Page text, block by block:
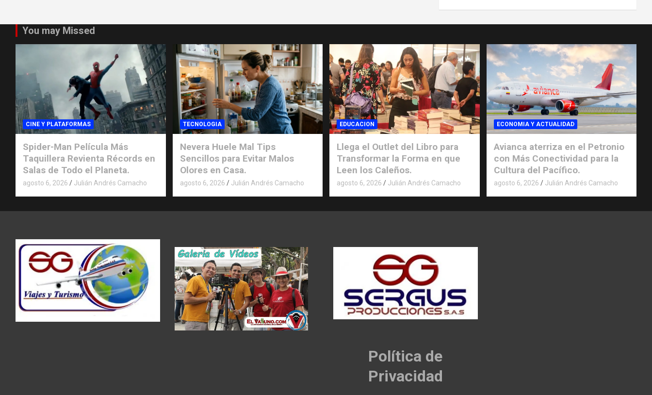
You may Missed
CINE Y PLATAFORMAS
Spider-Man Película Más
Taquillera Revienta Récords en
Salas de Todo el Planeta.
agosto 6, 2026 Julián Andrés Camacho
TECNOLOGIA
Nevera Huele Mal Tips
Sencillos para Evitar Malos
Olores en Casa.
agosto 6, 2026 Julián Andrés Camacho
EDUCACION
Llega el Outlet del Libro para
Transformar la Forma en que
Leen los Caleños.
agosto 6, 2026 Julián Andrés Camacho
ECONOMIA Y ACTUALIDAD
Avianca aterriza en el Petronio
con Más Conectividad para la
Cultura del Pacífico.
agosto 6, 2026 Julián Andrés Camacho
Política de
Privacidad